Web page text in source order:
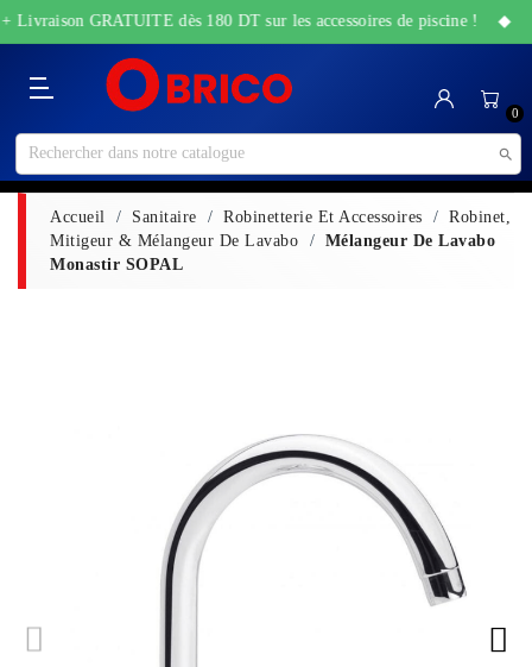
Catégorie
Accueil
Bricolage
&
Travaux
Sanitaire
Maison
Santé
&
Beauté
High-
Tech
Jardin
&
Piscine
Animalerie
0

Livraison GRATUITE dès 180 DT sur les accessoires de piscine ! ◆
Accueil Sanitaire Robinetterie Et Accessoires
Robinet,
Mitigeur & Mélangeur De Lavabo
Mélangeur De Lavabo
Monastir SOPAL